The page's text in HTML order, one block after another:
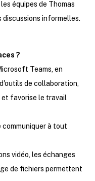
équipes de Thomas
discussions informelles.
?
Teams, en
de collaboration,
et favorise le travail
à tout
vidéo, les échanges
de fichiers permettent